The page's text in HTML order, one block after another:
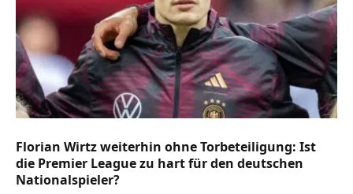
Florian Wirtz weiterhin ohne Torbeteiligung: Ist
die Premier League zu hart für den deutschen
Nationalspieler?